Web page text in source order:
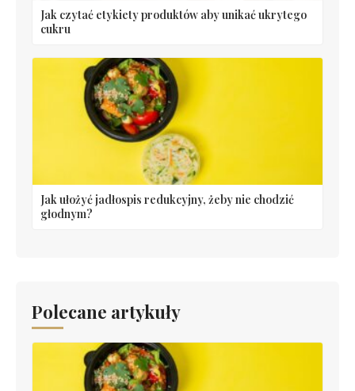
Jak czytać etykiety produktów aby unikać ukrytego
cukru
Jak ułożyć jadłospis redukcyjny, żeby nie chodzić
głodnym?
Polecane artykuły